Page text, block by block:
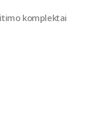
komplektai